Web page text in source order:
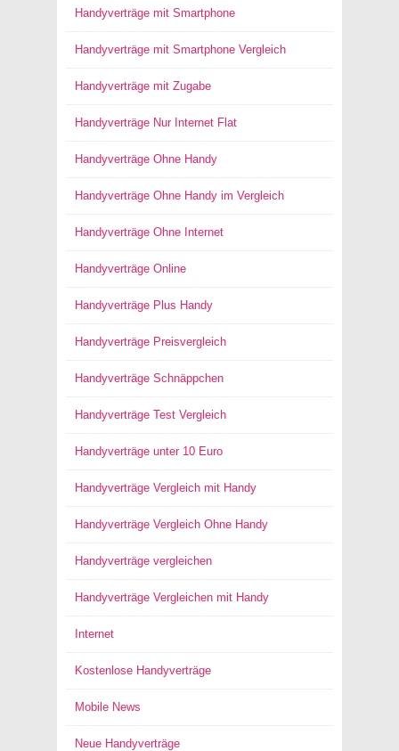
Handyverträge mit Smartphone
Handyverträge mit Smartphone Vergleich
Handyverträge mit Zugabe
Handyverträge Nur Internet Flat
Handyverträge Ohne Handy
Handyverträge Ohne Handy im Vergleich
Handyverträge Ohne Internet
Handyverträge Online
Handyverträge Plus Handy
Handyverträge Preisvergleich
Handyverträge Schnäppchen
Handyverträge Test Vergleich
Handyverträge unter 10 Euro
Handyverträge Vergleich mit Handy
Handyverträge Vergleich Ohne Handy
Handyverträge vergleichen
Handyverträge Vergleichen mit Handy
Internet
Kostenlose Handyverträge
Mobile News
Neue Handyverträge